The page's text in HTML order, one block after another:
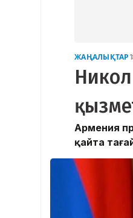
ЖАҢАЛЫҚТАР
Армения
қайта